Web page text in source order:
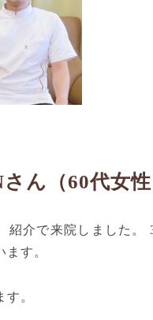
ん（60代女性
紹介で来院しました
す。
。